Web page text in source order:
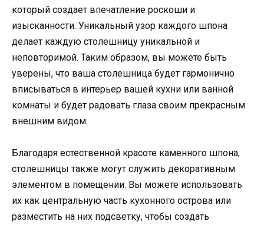
который создает впечатление роскоши и
изысканности. Уникальный узор каждого шпона
делает каждую столешницу уникальной и
неповторимой. Таким образом, вы можете быть
уверены, что ваша столешница будет гармонично
вписываться в интерьер вашей кухни или ванной
комнаты и будет радовать глаза своим прекрасным
внешним видом.
Благодаря естественной красоте каменного шпона,
столешницы также могут служить декоративным
элементом в помещении. Вы можете использовать
их как центральную часть кухонного острова или
разместить на них подсветку, чтобы создать